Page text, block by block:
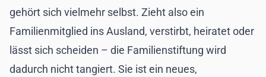
gehört sich vielmehr selbst. Zieht also ein
Familienmitglied ins Ausland, verstirbt, heiratet oder
lässt sich scheiden – die Familienstiftung wird
dadurch nicht tangiert. Sie ist ein neues,